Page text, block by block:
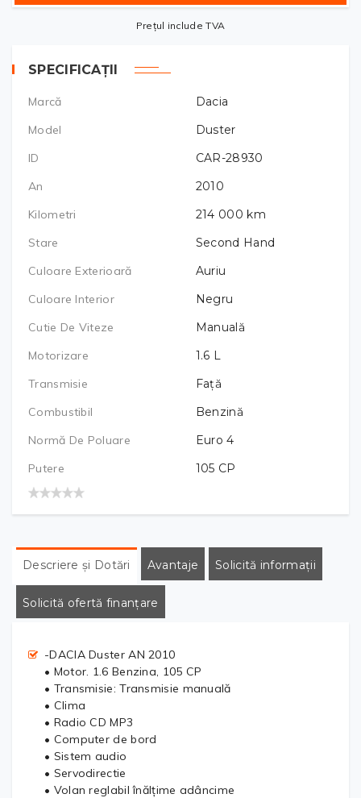
Prețul include TVA
SPECIFICAȚII
Marcă
Dacia
Model
Duster
ID
CAR-28930
An
2010
Kilometri
214 000 km
Stare
Second Hand
Culoare Exterioară
Auriu
Culoare Interior
Negru
Cutie De Viteze
Manuală
Motorizare
1.6 L
Transmisie
Față
Combustibil
Benzină
Normă De Poluare
Euro 4
Putere
105 CP
Descriere și Dotări Avantaje Solicită informații
Solicită ofertă finanțare
-DACIA Duster AN 2010
• Motor. 1.6 Benzina, 105 CP
• Transmisie: Transmisie manuală
• Clima
• Radio CD MP3
• Computer de bord
• Sistem audio
• Servodirectie
• Volan reglabil înălțime adâncime